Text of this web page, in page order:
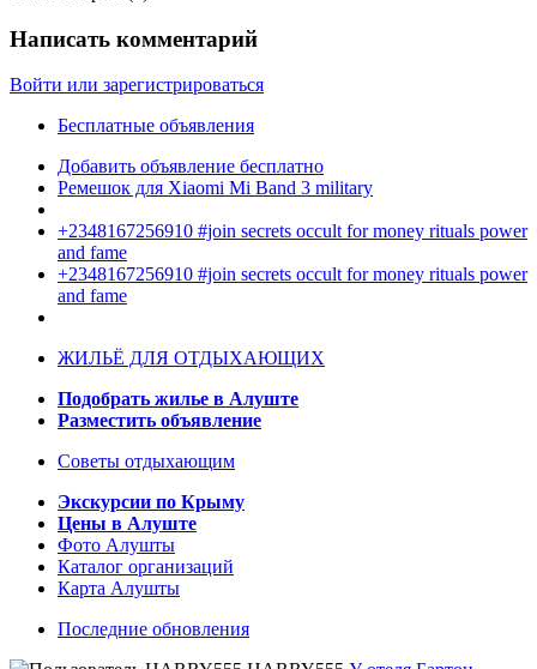
Написать комментарий
Войти или зарегистрироваться
Бесплатные объявления
Добавить объявление бесплатно
Ремешок для Xiaomi Mi Band 3 military
+2348167256910 #join secrets occult for money rituals power
and fame
+2348167256910 #join secrets occult for money rituals power
and fame
ЖИЛЬЁ ДЛЯ ОТДЫХАЮЩИХ
Подобрать жилье в Алуште
Разместить объявление
Советы отдыхающим
Экскурсии по Крыму
Цены в Алуште
Фото Алушты
Каталог организаций
Карта Алушты
Последние обновления